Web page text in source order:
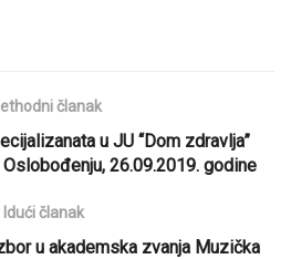
članak
u JU “Dom zdravlja”
26.09.2019. godine
Idući članak
u akademska zvanja Muzička